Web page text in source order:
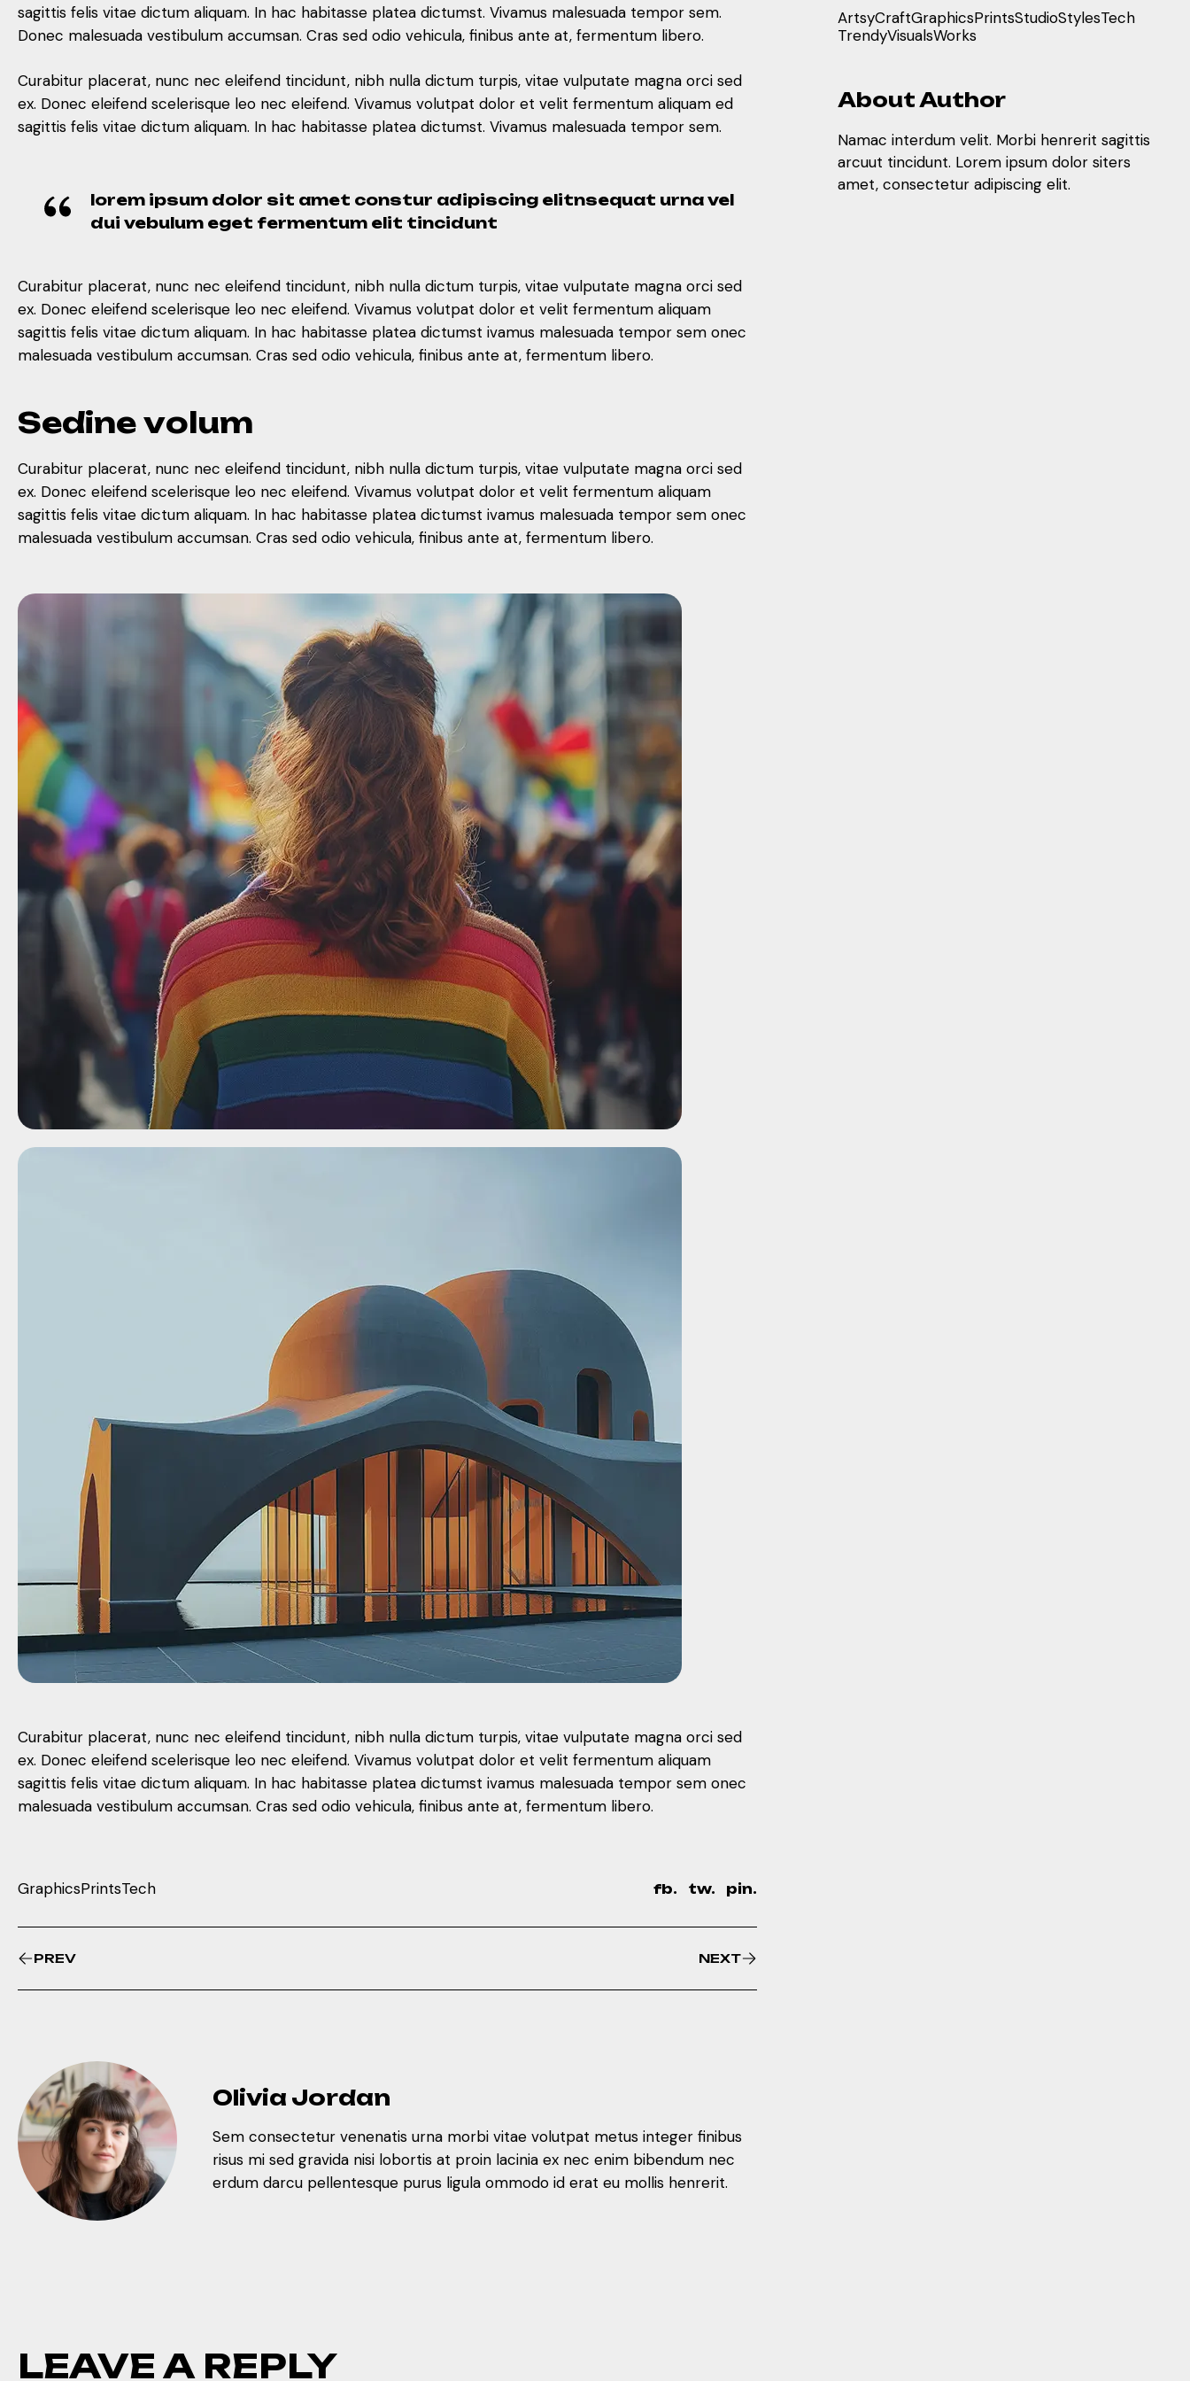
sagittis felis vitae dictum aliquam. In hac habitasse platea dictumst. Vivamus malesuada tempor sem.
Donec malesuada vestibulum accumsan. Cras sed odio vehicula, finibus ante at, fermentum libero.
Curabitur placerat, nunc nec eleifend tincidunt, nibh nulla dictum turpis, vitae vulputate magna orci sed
ex. Donec eleifend scelerisque leo nec eleifend. Vivamus volutpat dolor et velit fermentum aliquam ed
sagittis felis vitae dictum aliquam. In hac habitasse platea dictumst. Vivamus malesuada tempor sem.
lorem ipsum dolor sit amet constur adipiscing elitnsequat urna vel
dui vebulum eget fermentum elit tincidunt
Curabitur placerat, nunc nec eleifend tincidunt, nibh nulla dictum turpis, vitae vulputate magna orci sed
ex. Donec eleifend scelerisque leo nec eleifend. Vivamus volutpat dolor et velit fermentum aliquam
sagittis felis vitae dictum aliquam. In hac habitasse platea dictumst ivamus malesuada tempor sem onec
malesuada vestibulum accumsan. Cras sed odio vehicula, finibus ante at, fermentum libero.
Sedine volum
Curabitur placerat, nunc nec eleifend tincidunt, nibh nulla dictum turpis, vitae vulputate magna orci sed
ex. Donec eleifend scelerisque leo nec eleifend. Vivamus volutpat dolor et velit fermentum aliquam
sagittis felis vitae dictum aliquam. In hac habitasse platea dictumst ivamus malesuada tempor sem onec
malesuada vestibulum accumsan. Cras sed odio vehicula, finibus ante at, fermentum libero.
Curabitur placerat, nunc nec eleifend tincidunt, nibh nulla dictum turpis, vitae vulputate magna orci sed
ex. Donec eleifend scelerisque leo nec eleifend. Vivamus volutpat dolor et velit fermentum aliquam
sagittis felis vitae dictum aliquam. In hac habitasse platea dictumst ivamus malesuada tempor sem onec
malesuada vestibulum accumsan. Cras sed odio vehicula, finibus ante at, fermentum libero.
GraphicsPrintsTech fb. tw. pin.
PREV NEXT
Olivia Jordan
Sem consectetur venenatis urna morbi vitae volutpat metus integer finibus
risus mi sed gravida nisi lobortis at proin lacinia ex nec enim bibendum nec
erdum darcu pellentesque purus ligula ommodo id erat eu mollis henrerit.
LEAVE A REPLY
ArtsyCraftGraphicsPrintsStudioStylesTech
TrendyVisualsWorks
About Author
Namac interdum velit. Morbi henrerit sagittis
arcuut tincidunt. Lorem ipsum dolor siters
amet, consectetur adipiscing elit.